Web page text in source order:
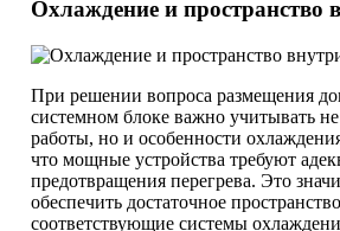
Охлаждение и пространство
При решении вопроса размещения
системном блоке важно учитывать
работы, но и особенности
что мощные устройства требуют
предотвращения перегрева. Это
обеспечить достаточное
соответствующие системы